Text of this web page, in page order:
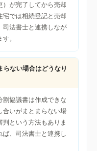
）が完了してから売却
宅では相続登記と売却
司法書士と連携しなが
。
らない場合はどうなり
割協議書は作成できな
合いがまとまらない場
という方法もありま
、司法書士と連携し